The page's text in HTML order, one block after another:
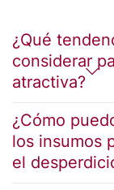
¿Qué
considerar
atractiva?
¿Cómo
los insumos
el